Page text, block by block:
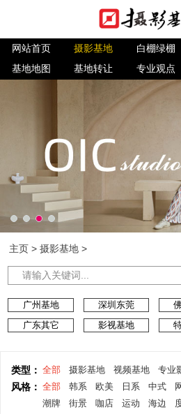
网站首页 摄影基地 白棚绿棚
基地地图
基地转让 专业观点
主页 >摄影基地 >
广州基地 深圳东莞
广东其它
影视基地
类型： 全部 摄影基地 视频基地 专业
风格： 全部 韩系 欧美 日系 中式
潮牌
街景 咖店 运动 海边